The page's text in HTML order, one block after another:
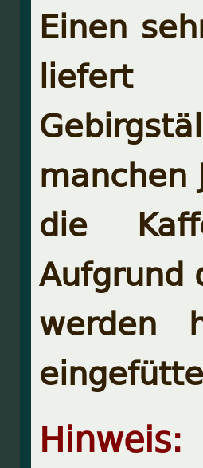
Einen
liefert
manchen
die
Aufgrund
werden